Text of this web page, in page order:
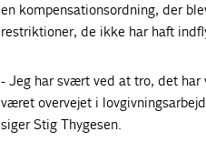
en kompensationsordning, der
restriktioner, de ikke har haft
- Jeg har svært ved at tro, det
været overvejet i
siger Stig Thygesen.